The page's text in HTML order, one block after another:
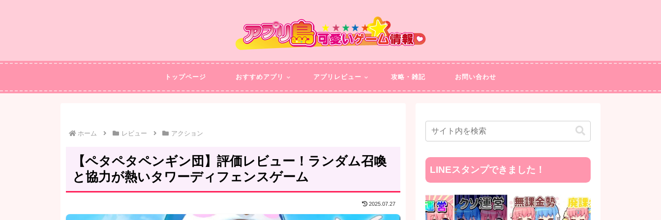
トップページ おすすめアプリ アプリレビュー 攻略・雑記 お問い合わせ
ホーム レビュー アクション
【ペタペタペンギン団】評価レビュー！ランダム召喚
と協力が熱いタワーディフェンスゲーム
2025.07.27
LINEスタンプできました！